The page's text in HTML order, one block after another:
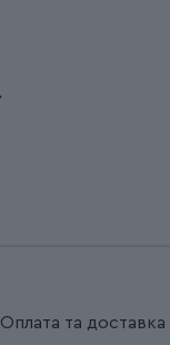
Оплата та доставка